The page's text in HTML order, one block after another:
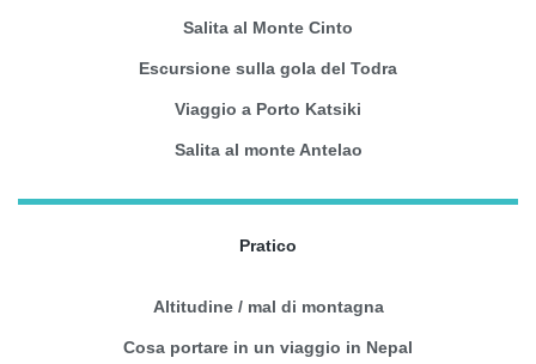
Salita al Monte Cinto
Escursione sulla gola del Todra
Viaggio a Porto Katsiki
Salita al monte Antelao
Pratico
Altitudine / mal di montagna
Cosa portare in un viaggio in Nepal